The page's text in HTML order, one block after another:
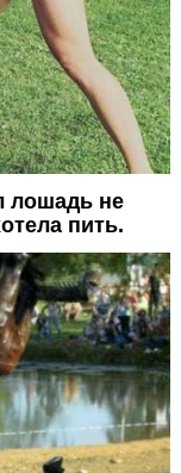
лошадь не
пить.